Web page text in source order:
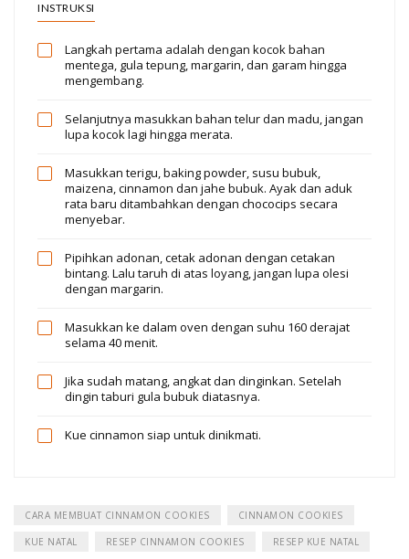
INSTRUKSI
Langkah pertama adalah dengan kocok bahan
mentega, gula tepung, margarin, dan garam hingga
mengembang.
Selanjutnya masukkan bahan telur dan madu, jangan
lupa kocok lagi hingga merata.
Masukkan terigu, baking powder, susu bubuk,
maizena, cinnamon dan jahe bubuk. Ayak dan aduk
rata baru ditambahkan dengan chococips secara
menyebar.
Pipihkan adonan, cetak adonan dengan cetakan
bintang. Lalu taruh di atas loyang, jangan lupa olesi
dengan margarin.
Masukkan ke dalam oven dengan suhu 160 derajat
selama 40 menit.
Jika sudah matang, angkat dan dinginkan. Setelah
dingin taburi gula bubuk diatasnya.
Kue cinnamon siap untuk dinikmati.
CARA MEMBUAT CINNAMON COOKIES CINNAMON COOKIES
KUE NATAL RESEP CINNAMON COOKIES RESEP KUE NATAL